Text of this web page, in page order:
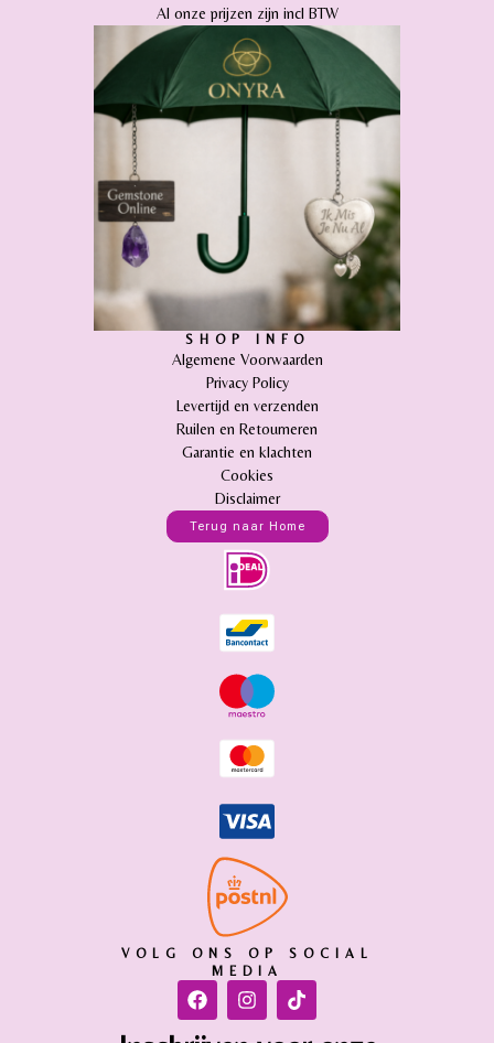
Al onze prijzen zijn incl BTW
SHOP INFO
Algemene Voorwaarden
Privacy Policy
Levertijd en verzenden
Ruilen en Retourneren
Garantie en klachten
Cookies
Disclaimer
Terug naar Home
VOLG ONS OP SOCIAL
MEDIA